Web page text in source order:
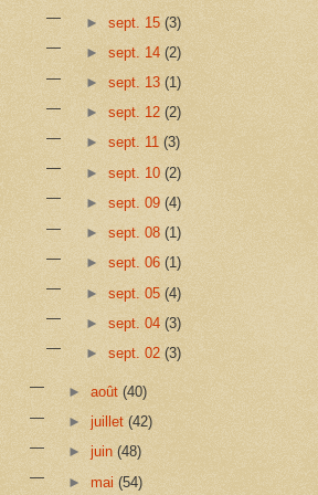
► sept. 15 (3)
► sept. 14 (2)
► sept. 13 (1)
► sept. 12 (2)
► sept. 11 (3)
► sept. 10 (2)
► sept. 09 (4)
► sept. 08 (1)
► sept. 06 (1)
► sept. 05 (4)
► sept. 04 (3)
► sept. 02 (3)
►août(40)
►juillet(42)
►juin(48)
►mai(54)